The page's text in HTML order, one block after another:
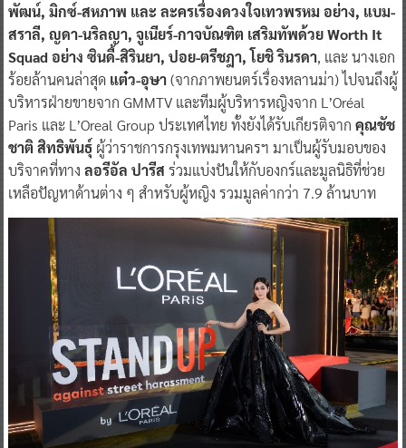
พัฒน์, มิกซ์-สหภาพ และ ละครเรื่องดวงใจเทวพรหม อย่าง, แบม-
สราลี, ญดา-นริลญา, จูเนียร์-กาจบัณฑิต เสริมทัพด้วย Worth It
Squad อย่าง ซินดี้-สิรินยา, ปอย-ตรีชฎา, โยชิ รินรดา, และ นางเอก
ร้อยล้านคนล่าสุด แต๋ว-อุษา(จากภาพยนตร์เรื่องหลานม่า) ไปจนถึงผู้
บริหารฝ่ายขายจาก GMMTV และทีมผู้บริหารหญิงจาก L’Oréal
Paris และ L’Oreal Group ประเทศไทย ทั้งยังได้รับเกียรติจาก คุณชัช
ชาติ สิทธิพันธุ์ผู้ว่าราชการกรุงเทพมหานครฯ มาเป็นผู้รับมอบของ
บริจาคที่ทาง ลอรีอัล ปารีส ร่วมแบ่งปันให้กับองกร์และมูลนิธิที่ช่วย
เหลือปัญหาด้านต่าง ๆ สำหรับผู้หญิง รวมมูลค่ากว่า 7.9 ล้านบาท